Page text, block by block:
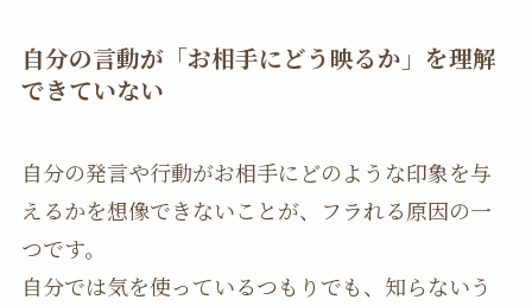
自分の言動が「お相手にどう映るか」を理解
できていない
自分の発言や行動がお相手にどのような印象を与
えるかを想像できないことが、フラれる原因の一
つです。
自分では気を使っているつもりでも、知らないう